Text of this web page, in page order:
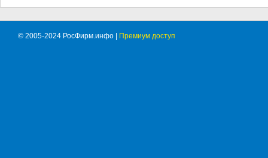
© 2005-2024 РосФирм.инфо | Премиум доступ